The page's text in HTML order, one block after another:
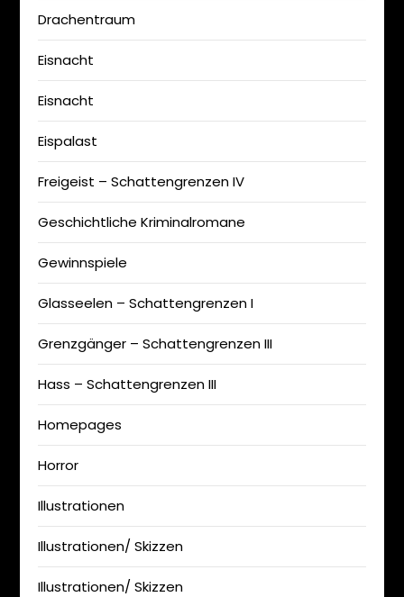
Drachentraum
Eisnacht
Eisnacht
Eispalast
Freigeist – Schattengrenzen IV
Geschichtliche Kriminalromane
Gewinnspiele
Glasseelen – Schattengrenzen I
Grenzgänger – Schattengrenzen III
Hass – Schattengrenzen III
Homepages
Horror
Illustrationen
Illustrationen/ Skizzen
Illustrationen/ Skizzen